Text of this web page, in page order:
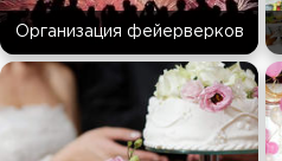
Организация фейерверков